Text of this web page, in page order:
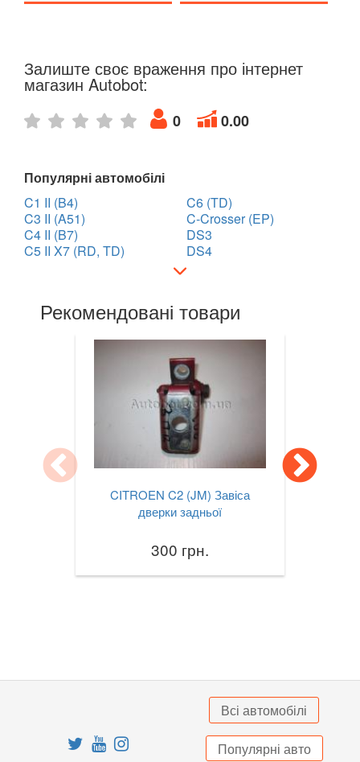
SUZUKI
TESLA
VOLVO
В наявності!
Залиште своє враження про інтернет
магазин Autobot:
0 0.00
Популярні автомобілі
C1 II (B4)
C3 II (A51)
C4 II (B7)
C5 II X7 (RD, TD)
C6 (TD)
C-Crosser (EP)
DS3
DS4
Рекомендовані товари
CITROEN C2 (JM) Завіса
дверки задньої
300 грн.
Всі автомобілі
Популярні авто